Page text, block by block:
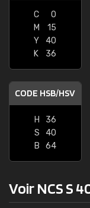
C
0
M
15
Y
40
K
36
CODE HSB/HSV
H
36
S
40
B
64
Voir NCS S